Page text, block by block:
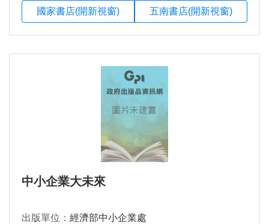
國家書店(開新視窗) 五南書店(開新視窗)
中小企業大未來
出版單位： 經濟部中小企業處